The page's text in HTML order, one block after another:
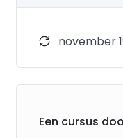
voor de training
jou om te
downloaden.
november
Een cursus